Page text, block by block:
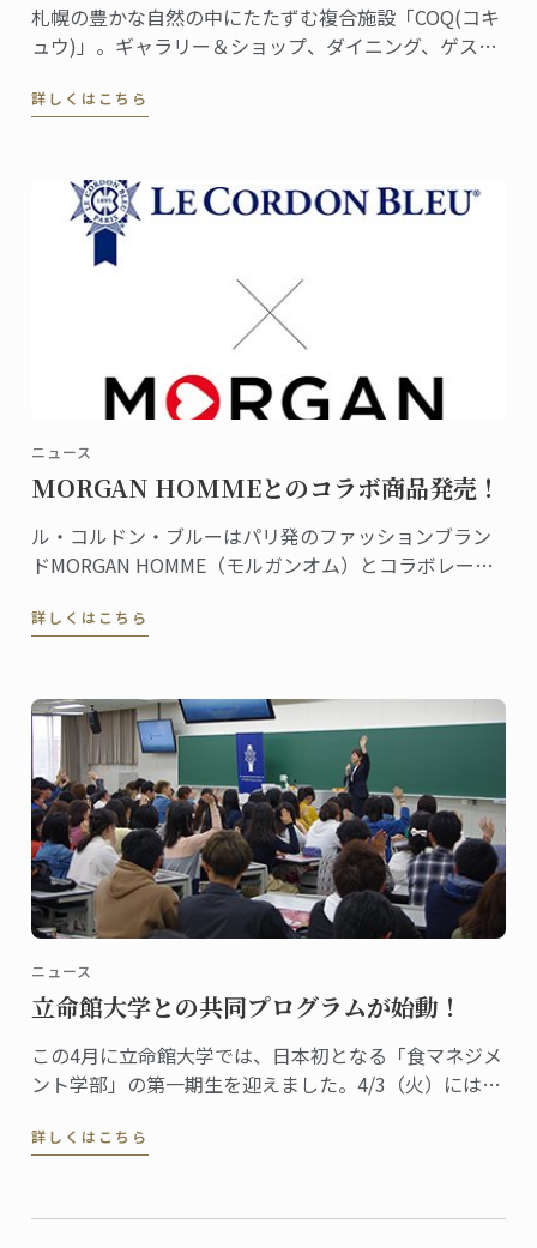
札幌の豊かな自然の中にたたずむ複合施設「COQ(コキ
ュウ)」。ギャラリー＆ショップ、ダイニング、ゲスト
ラン一つ星のレストラン「akinagao」とのコラボレー
詳しくはこちら
ニュース
MORGAN HOMMEとのコラボ商品発売！
ル・コルドン・ブルーはパリ発のファッションブラン
ドMORGAN HOMME（モルガンオム）とコラボレーシ
ツ、バッグ、マグカップなどの商品すべてにル・コル
詳しくはこちら
ニュース
立命館大学との共同プログラムが始動！
この4月に立命館大学では、日本初となる「食マネジメ
ント学部」の第一期生を迎えました。4/3（火）には
ガストロノミーと食の分野における次世代リーダーへ
詳しくはこちら